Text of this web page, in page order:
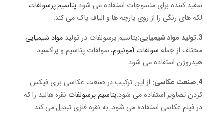
سفید کننده برای منسوجات استفاده می شود.پتاسیم پرسولفات
لکه های رنگی را از روی پارچه ها و الیاف پاک می کند.
3.تولید مواد شیمیایی:
پتاسیم پرسولفات در تولید مواد شیمیایی
مختلف از جمله سولفات آمونیوم، سولفات پتاسیم و پراکسید
هیدروژن استفاده می شود.
4.صنعت عکاسی:
از این ترکیب در صنعت عکاسی برای فیکس
کردن تصاویر استفاده می شود.پتاسیم پرسولفات نقره هالید را که
در فیلم عکاسی استفاده می شود، به نقره فلزی تبدیل می کند.